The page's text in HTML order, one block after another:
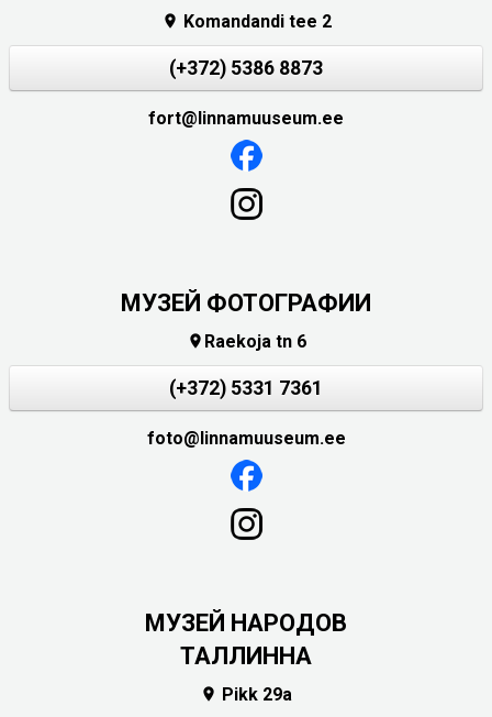
 Komandandi tee 2
(+372) 5386 8873
fort@linnamuuseum.ee
МУЗЕЙ ФОТОГРАФИИ
 Raekoja tn 6
(+372) 5331 7361
foto@linnamuuseum.ee
MУЗЕЙ НАРОДОВ
ТАЛЛИННА
 Pikk 29a